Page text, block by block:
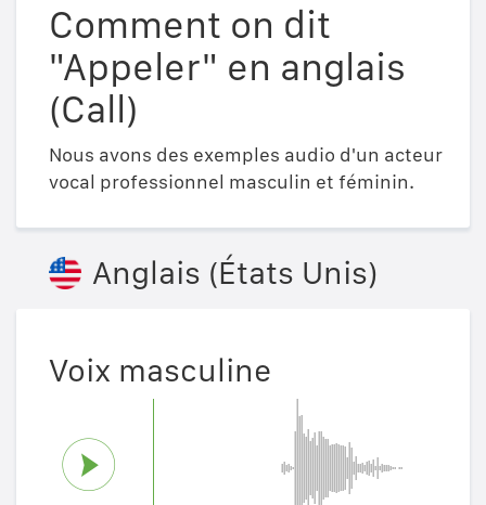
Comment on dit
"Appeler" en anglais
(Call)
Nous avons des exemples audio d'un acteur
vocal professionnel masculin et féminin.
Anglais (États Unis)
Voix masculine